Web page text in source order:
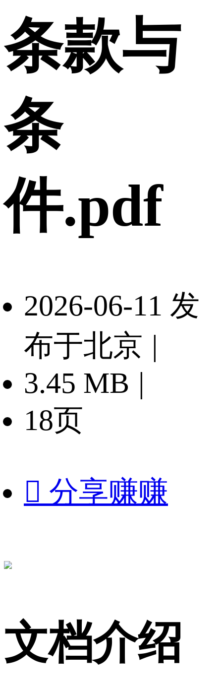
条款与
条
件.pdf
2026-06-11 发
布于北京 |
3.45 MB |
18页
 分享赚赚
文档介绍